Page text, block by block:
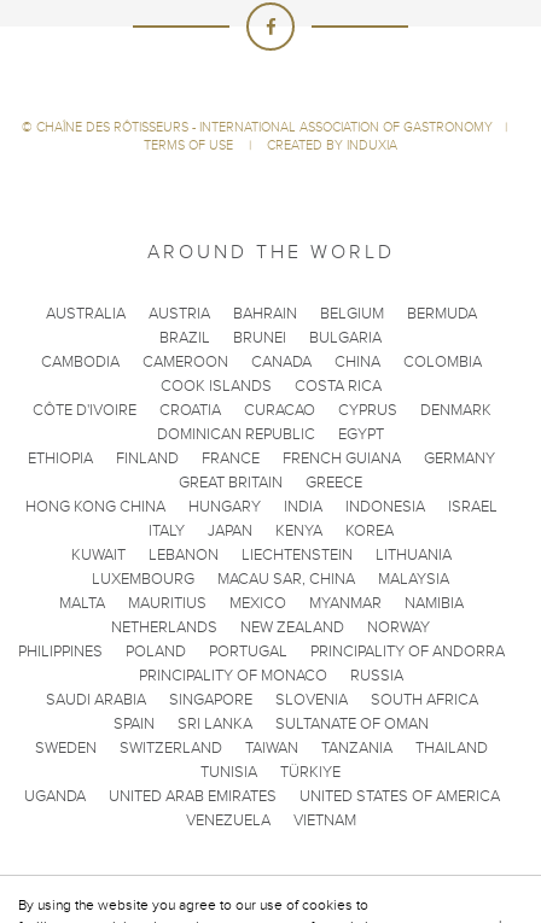
By using the website you agree to our use of cookies to
© CHAÎNE DES RÔTISSEURS - INTERNATIONAL ASSOCIATION OF GASTRONOMY
|
TERMS OF USE
| CREATED BY INDUXIA
AROUND THE WORLD
AUSTRALIA AUSTRIA BAHRAIN BELGIUM
BERMUDA
BRAZIL
BRUNEI
BULGARIA
CAMBODIA
CAMEROON CANADA CHINA
COLOMBIA
COOK ISLANDS
COSTA RICA
CÔTE D'IVOIRE
CROATIA CURACAO CYPRUS
DENMARK
DOMINICAN REPUBLIC
EGYPT
ETHIOPIA
FINLAND FRANCE FRENCH GUIANA
GERMANY
GREAT BRITAIN
GREECE
HONG KONG CHINA
HUNGARY INDIA INDONESIA
ISRAEL
ITALY
JAPAN KENYA
KOREA
KUWAIT
LEBANON LIECHTENSTEIN
LITHUANIA
LUXEMBOURG
MACAU SAR, CHINA
MALAYSIA
MALTA
MAURITIUS MEXICO MYANMAR
NAMIBIA
NETHERLANDS
NEW ZEALAND
NORWAY
PHILIPPINES
POLAND PORTUGAL
PRINCIPALITY OF ANDORRA
PRINCIPALITY OF MONACO
RUSSIA
SAUDI ARABIA
SINGAPORE SLOVENIA
SOUTH AFRICA
SPAIN
SRI LANKA
SULTANATE OF OMAN
SWEDEN
SWITZERLAND TAIWAN TANZANIA
THAILAND
TUNISIA
TÜRKIYE
UGANDA
UNITED ARAB EMIRATES
UNITED STATES OF AMERICA
VENEZUELA
VIETNAM